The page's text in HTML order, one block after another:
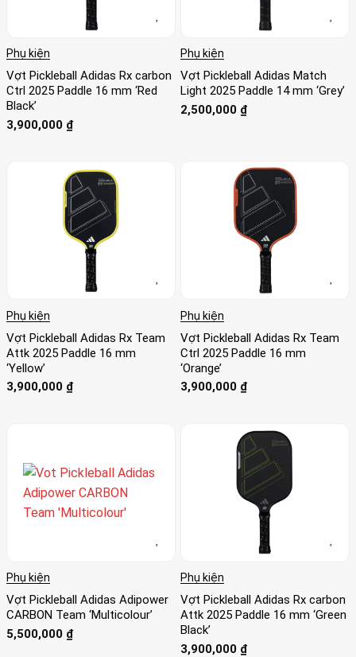
Phụ kiện
Vợt Pickleball Adidas Rx carbon
Ctrl 2025 Paddle 16 mm ‘Red
Black’
3,900,000 ₫
Phụ kiện
Vợt Pickleball Adidas Match
Light 2025 Paddle 14 mm ‘Grey’
2,500,000 ₫
Phụ kiện
Vợt Pickleball Adidas Rx Team
Attk 2025 Paddle 16 mm
‘Yellow’
3,900,000 ₫
Phụ kiện
Vợt Pickleball Adidas Rx Team
Ctrl 2025 Paddle 16 mm
‘Orange’
3,900,000 ₫
Phụ kiện
Vợt Pickleball Adidas Adipower
CARBON Team ‘Multicolour’
5,500,000 ₫
Phụ kiện
Vợt Pickleball Adidas Rx carbon
Attk 2025 Paddle 16 mm ‘Green
Black’
3,900,000 ₫